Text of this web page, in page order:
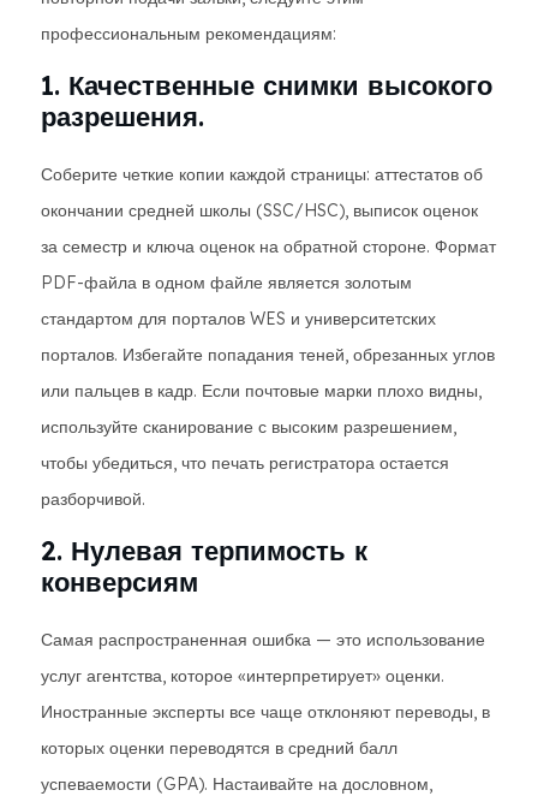
профессиональным рекомендациям:
1. Качественные снимки высокого
разрешения.
Соберите четкие копии каждой страницы: аттестатов об
окончании средней школы (SSC/HSC), выписок оценок
за семестр и ключа оценок на обратной стороне. Формат
PDF-файла в одном файле является золотым
стандартом для порталов WES и университетских
порталов. Избегайте попадания теней, обрезанных углов
или пальцев в кадр. Если почтовые марки плохо видны,
используйте сканирование с высоким разрешением,
чтобы убедиться, что печать регистратора остается
разборчивой.
2. Нулевая терпимость к
конверсиям
Самая распространенная ошибка — это использование
услуг агентства, которое «интерпретирует» оценки.
Иностранные эксперты все чаще отклоняют переводы, в
которых оценки переводятся в средний балл
успеваемости (GPA). Настаивайте на дословном,